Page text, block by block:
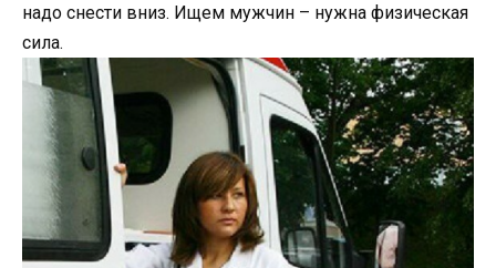
надо снести вниз. Ищем мужчин – нужна физическая
сила.